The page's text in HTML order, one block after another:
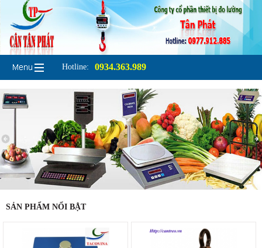
Hotline: 0934.363.989
SẢN PHẨM NỔI BẬT